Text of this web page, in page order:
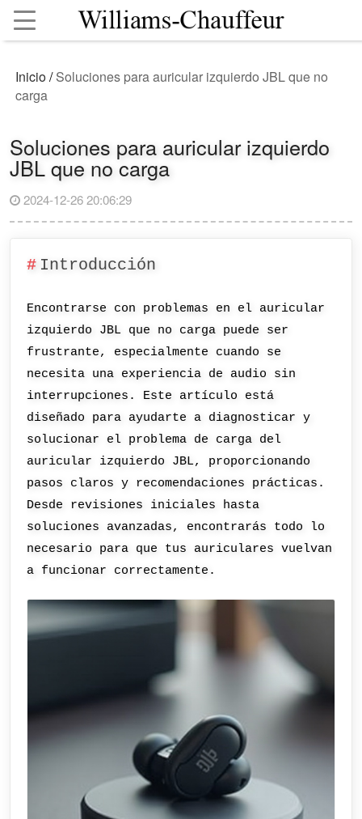
Inicio/Soluciones para auricular izquierdo JBL que no
carga
Soluciones para auricular izquierdo
JBL que no carga
2024-12-26 20:06:29
Introducción
Encontrarse con problemas en el auricular
izquierdo JBL que no carga puede ser
frustrante, especialmente cuando se
necesita una experiencia de audio sin
interrupciones. Este artículo está
diseñado para ayudarte a diagnosticar y
solucionar el problema de carga del
auricular izquierdo JBL, proporcionando
pasos claros y recomendaciones prácticas.
Desde revisiones iniciales hasta
soluciones avanzadas, encontrarás todo lo
necesario para que tus auriculares vuelvan
a funcionar correctamente.